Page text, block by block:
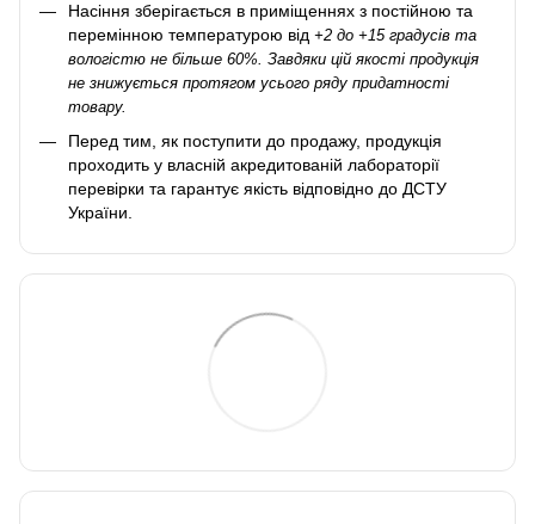
Насіння зберігається в приміщеннях з постійною та
перемінною температурою від +2 до +15 градусів та
вологістю не більше 60%. Завдяки цій якості продукція
не знижується протягом усього ряду придатності
товару.
Перед тим, як поступити до продажу, продукція
проходить у власній акредитованій лабораторії
перевірки та гарантує якість відповідно до ДСТУ
України.